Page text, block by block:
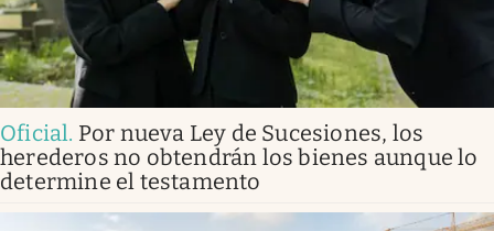
Oficial. Por nueva Ley de Sucesiones, los
herederos no obtendrán los bienes aunque lo
determine el testamento